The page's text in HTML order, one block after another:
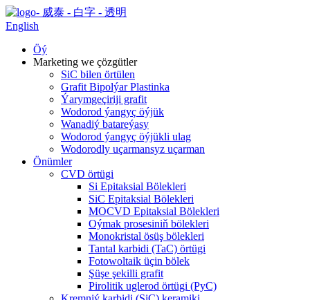
English
Öý
Marketing we çözgütler
SiC bilen örtülen
Grafit Bipolýar Plastinka
Ýarymgeçiriji grafit
Wodorod ýangyç öýjük
Wanadiý batareýasy
Wodorod ýangyç öýjükli ulag
Wodorodly uçarmansyz uçarman
Önümler
CVD örtügi
Si Epitaksial Bölekleri
SiC Epitaksial Bölekleri
MOCVD Epitaksial Bölekleri
Oýmak prosesiniň bölekleri
Monokristal ösüş bölekleri
Tantal karbidi (TaC) örtügi
Fotowoltaik üçin bölek
Şüşe şekilli grafit
Pirolitik uglerod örtügi (PyC)